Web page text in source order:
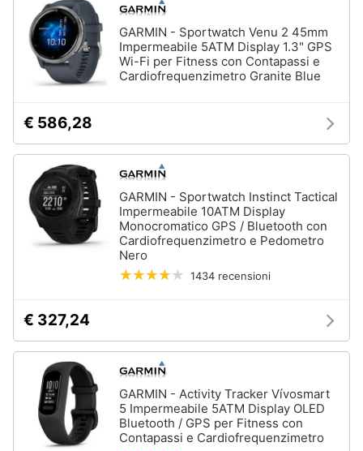
GARMIN - Sportwatch Venu 2 45mm
Impermeabile 5ATM Display 1.3" GPS
Wi-Fi per Fitness con Contapassi e
Cardiofrequenzimetro Granite Blue
€ 586,28
GARMIN - Sportwatch Instinct Tactical
Impermeabile 10ATM Display
Monocromatico GPS / Bluetooth con
Cardiofrequenzimetro e Pedometro
Nero
1434 recensioni
€ 327,24
GARMIN - Activity Tracker Vívosmart
5 Impermeabile 5ATM Display OLED
Bluetooth / GPS per Fitness con
Contapassi e Cardiofrequenzimetro